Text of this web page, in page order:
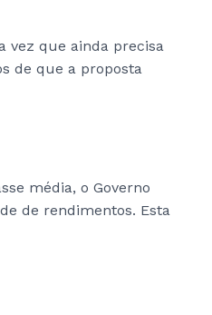
vez que ainda precisa
de que a proposta
média, o Governo
de rendimentos. Esta